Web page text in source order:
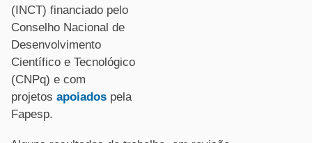
(INCT) financiado pelo
Conselho Nacional de
Desenvolvimento
Científico e Tecnológico
(CNPq) e com
projetos apoiados pela
Fapesp.